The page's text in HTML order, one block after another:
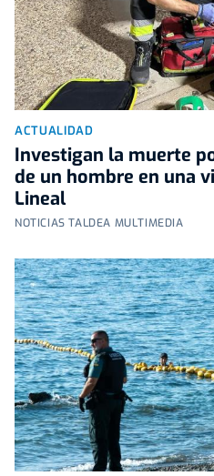
ACTUALIDAD
Investigan la muerte
de un hombre en una
Lineal
NOTICIAS TALDEA MULTIMEDIA